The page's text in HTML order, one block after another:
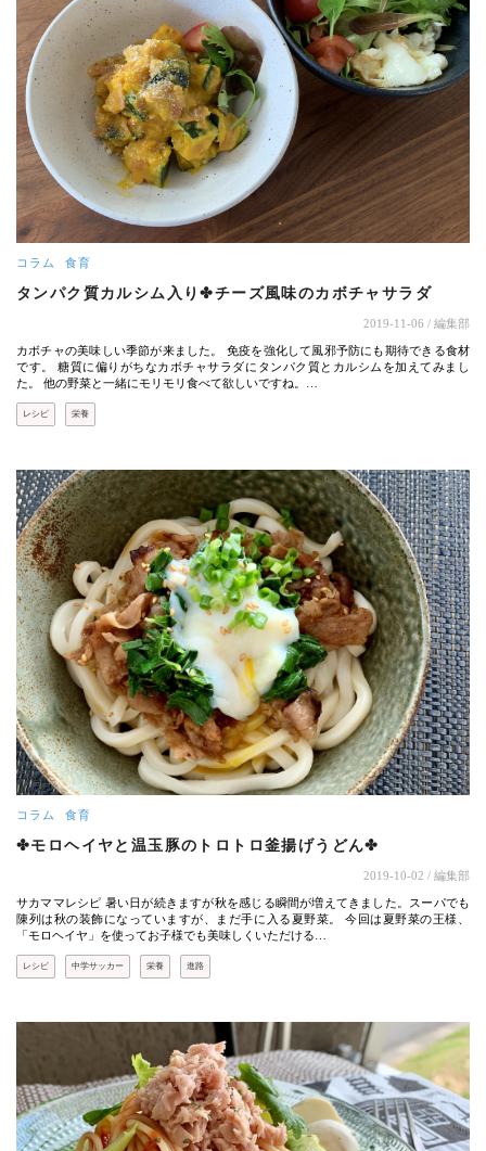
コラム 食育
タンパク質カルシム入り✤チーズ風味のカボチャサラダ
2019-11-06 / 編集部
カボチャの美味しい季節が来ました。 免疫を強化して風邪予防にも期待できる食材
です。 糖質に偏りがちなカボチャサラダにタンパク質とカルシムを加えてみまし
た。 他の野菜と一緒にモリモリ食べて欲しいですね。…
レシピ 栄養
コラム 食育
✤モロヘイヤと温玉豚のトロトロ釜揚げうどん✤
2019-10-02 / 編集部
サカママレシピ 暑い日が続きますが秋を感じる瞬間が増えてきました。スーパでも
陳列は秋の装飾になっていますが、まだ手に入る夏野菜。 今回は夏野菜の王様、
「モロヘイヤ」を使ってお子様でも美味しくいただける…
レシピ 中学サッカー 栄養 進路